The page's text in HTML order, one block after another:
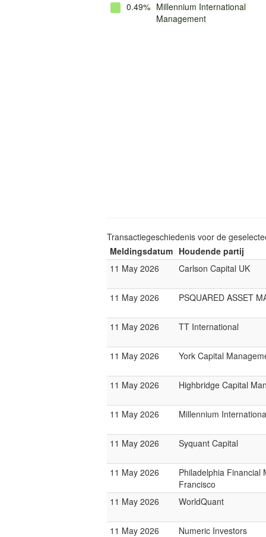
0.49% Millennium International
Management
Transactiegeschiedenis voor de
Meldingsdatum Houdende partij
11 May 2026
Carlson Capital UK
11 May 2026 PSQUARED ASSET
11 May 2026 TT International
11 May 2026 York Capital
11 May 2026 Highbridge Capital
11 May 2026 Millennium
11 May 2026 Syquant Capital
11 May 2026
Philadelphia Financial
Francisco
11 May 2026
WorldQuant
11 May 2026 Numeric Investors